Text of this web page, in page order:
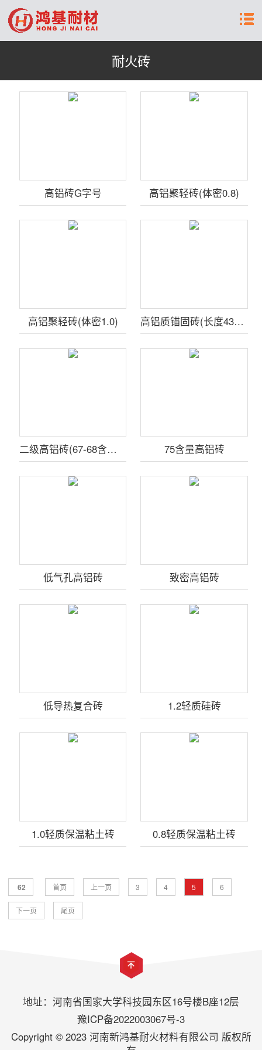
耐火砖
高铝砖G字号 高铝聚轻砖(体密0.8)
高铝聚轻砖(体密1.0) 高铝质锚固砖(长度430含量65%)
二级高铝砖(67-68含量4.0kg) 75含量高铝砖
低气孔高铝砖 致密高铝砖
低导热复合砖 1.2轻质硅砖
1.0轻质保温粘土砖 0.8轻质保温粘土砖
62 首页 上一页 3 4 5 6
下一页 尾页
地址：河南省国家大学科技园东区16号楼B座12层
豫ICP备2022003067号-3
Copyright © 2023 河南新鸿基耐火材料有限公司 版权所